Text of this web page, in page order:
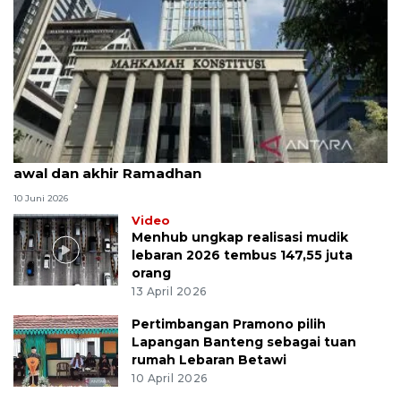
MK uji materi UU Peradilan Agama perihal isbat
awal dan akhir Ramadhan
10 Juni 2026
Video
Menhub ungkap realisasi mudik
lebaran 2026 tembus 147,55 juta
orang
13 April 2026
Pertimbangan Pramono pilih
Lapangan Banteng sebagai tuan
rumah Lebaran Betawi
10 April 2026